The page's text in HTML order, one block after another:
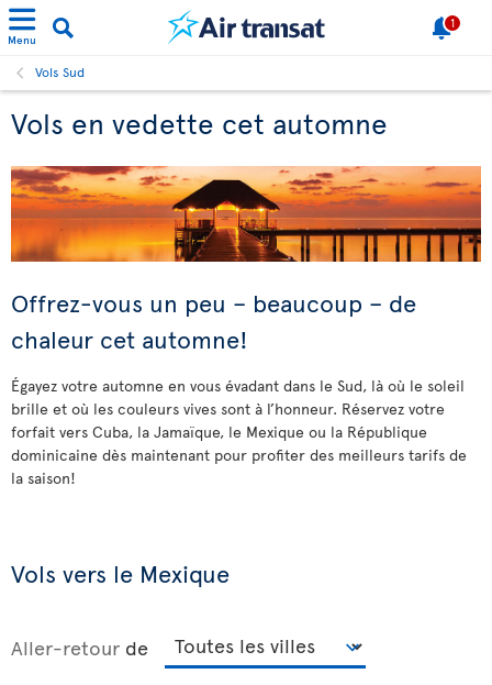
Menu
1
Vols Sud
Vols en vedette cet automne
Offrez-vous un peu – beaucoup – de
chaleur cet automne!
Égayez votre automne en vous évadant dans le Sud, là où le soleil
brille et où les couleurs vives sont à l’honneur. Réservez votre
forfait vers Cuba, la Jamaïque, le Mexique ou la République
dominicaine dès maintenant pour profiter des meilleurs tarifs de
la saison!
Vols vers le Mexique
Aller-retour de